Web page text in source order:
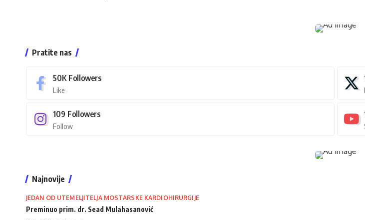
Pratite nas
50K Followers
Like
109 Followers
Follow
Najnovije
JEDAN OD UTEMELJITELJA MOSTARSKE KARDIOHIRURGIJE
Preminuo prim. dr. Sead Mulahasanović